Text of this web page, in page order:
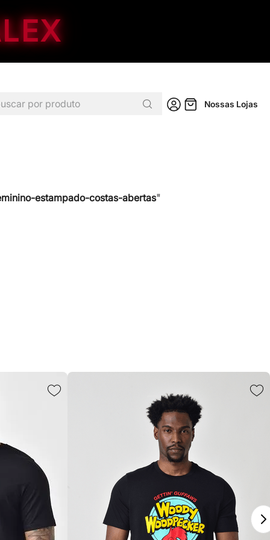
Nossas Lojas
estampado-costas-abertas"